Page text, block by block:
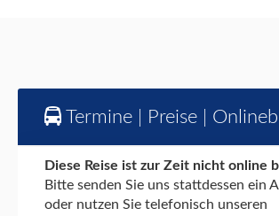
Termine | Preise |
Diese Reise ist zur Zeit nicht online
Bitte senden Sie uns stattdessen ein
oder nutzen Sie telefonisch unseren